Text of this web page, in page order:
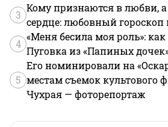
3
Кому признаются в любви,
сердце: любовный гороскоп
4
«Меня бесила моя роль»:
Пуговка из «Папиных
5
Его номинировали на
местам съемок культового
Чухрая — фоторепортаж